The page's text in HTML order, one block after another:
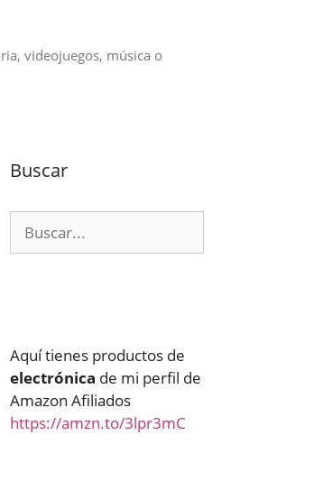
videojuegos, música o
Buscar
Aquí tienes productos de
electrónica de mi perfil de
Amazon Afiliados
https://amzn.to/3lpr3mC